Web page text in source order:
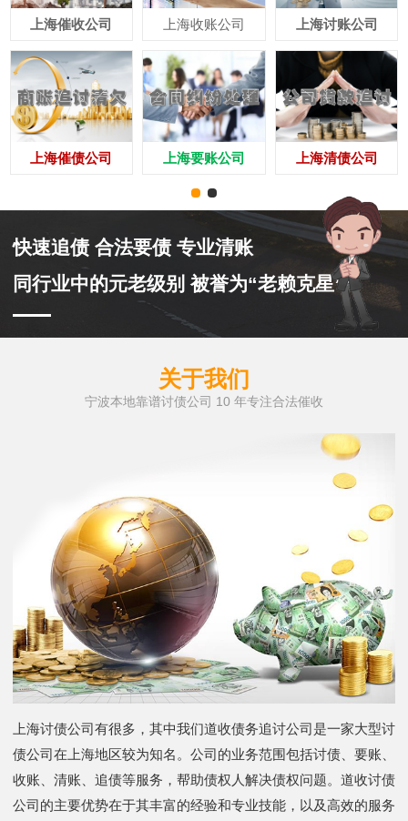
上海催收公司
上海催债公司
上海收账公司
上海要账公司
上海讨账公司
上海清债公司
快速追债 合法要债 专业清账
同行业中的元老级别 被誉为“老赖克星”
关于我们
宁波本地靠谱讨债公司 10 年专注合法催收
上海讨债公司有很多，其中我们道收债务追讨公司是一家大型讨
债公司在上海地区较为知名。公司的业务范围包括讨债、要账、
收账、清账、追债等服务，帮助债权人解决债权问题。道收讨债
公司的主要优势在于其丰富的经验和专业技能，以及高效的服务